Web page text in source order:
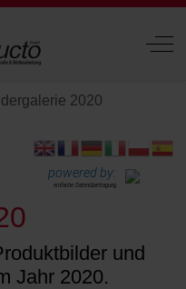
Off-
2020
powered by:
einfache Datenübertragung
und
Jahr 2020.